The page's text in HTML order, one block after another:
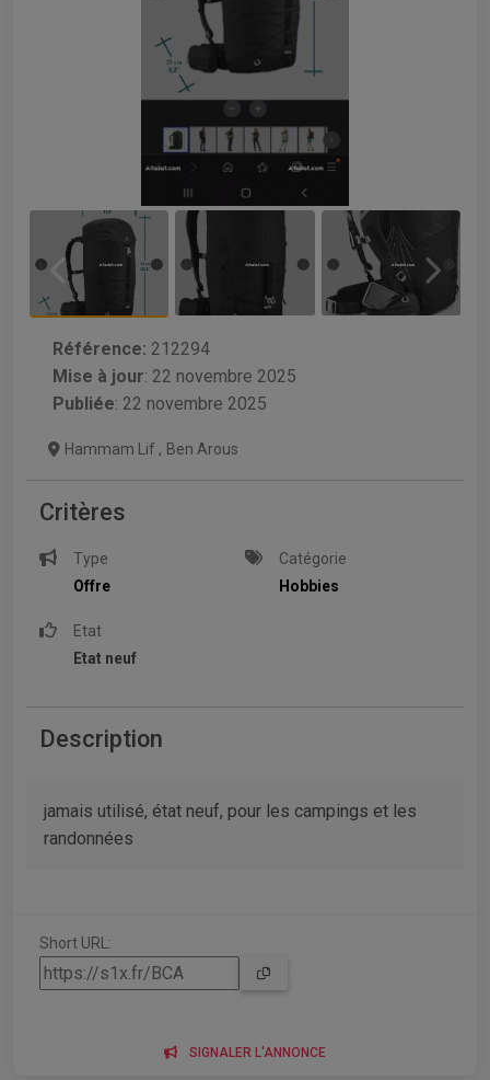
Référence: 212294
Mise à jour: 22 novembre 2025
Publiée: 22 novembre 2025
Hammam Lif , Ben Arous
Critères
Type
Offre
Catégorie
Hobbies
Etat
Etat neuf
Description
jamais utilisé, état neuf, pour les campings et les
randonnées
Short URL:
SIGNALER L'ANNONCE